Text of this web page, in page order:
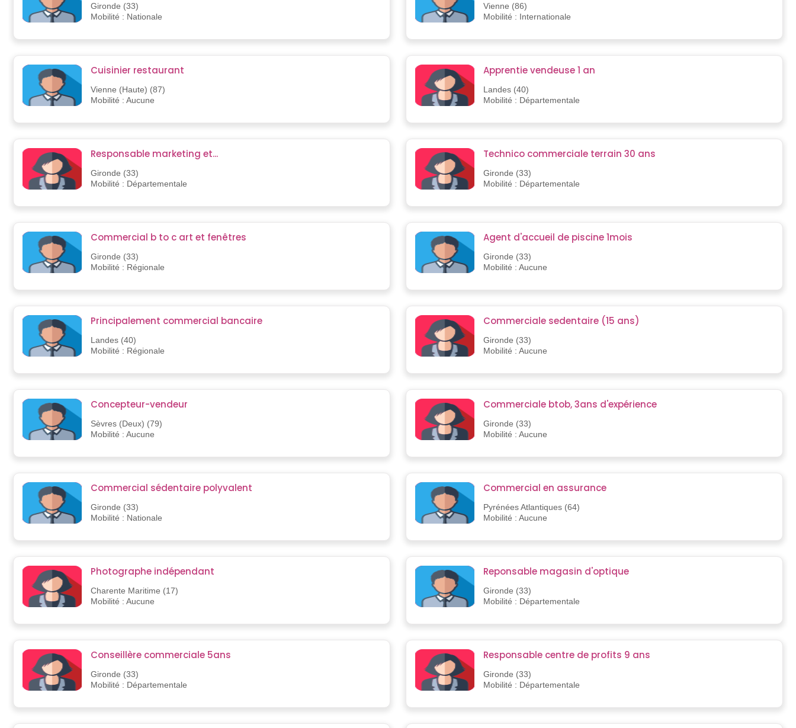
Gironde (33)
Mobilité : Nationale
Vienne (86)
Mobilité : Internationale
Cuisinier restaurant
Vienne (Haute) (87)
Mobilité : Aucune
Apprentie vendeuse 1 an
Landes (40)
Mobilité : Départementale
Responsable marketing et...
Gironde (33)
Mobilité : Départementale
Technico commerciale terrain 30 ans
Gironde (33)
Mobilité : Départementale
Commercial b to c art et fenêtres
Gironde (33)
Mobilité : Régionale
Agent d'accueil de piscine 1mois
Gironde (33)
Mobilité : Aucune
Principalement commercial bancaire
Landes (40)
Mobilité : Régionale
Commerciale sedentaire (15 ans)
Gironde (33)
Mobilité : Aucune
Concepteur-vendeur
Sèvres (Deux) (79)
Mobilité : Aucune
Commerciale btob, 3ans d'expérience
Gironde (33)
Mobilité : Aucune
Commercial sédentaire polyvalent
Gironde (33)
Mobilité : Nationale
Commercial en assurance
Pyrénées Atlantiques (64)
Mobilité : Aucune
Photographe indépendant
Charente Maritime (17)
Mobilité : Aucune
Reponsable magasin d'optique
Gironde (33)
Mobilité : Départementale
Conseillère commerciale 5ans
Gironde (33)
Mobilité : Départementale
Responsable centre de profits 9 ans
Gironde (33)
Mobilité : Départementale